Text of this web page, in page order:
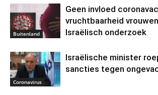
Buitenland
Geen invloed
vruchtbaarheid
Israëlisch onderzoek
Coronavirus
Israëlische minister
sancties tegen